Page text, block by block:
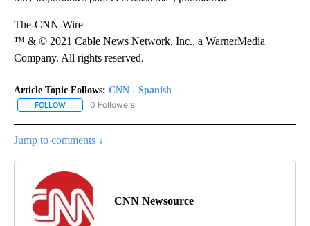
The-CNN-Wire
™ & © 2021 Cable News Network, Inc., a WarnerMedia
Company. All rights reserved.
Article Topic Follows: CNN - Spanish
FOLLOW FOLLOW "CNN - SPANISH" TO RECEIVE NOTIFICATIONS ABOUT
0 Followers
Jump to comments ↓
CNN Newsource